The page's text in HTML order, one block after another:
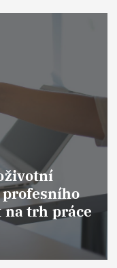
podvodníka
Proč se
i na
past překonat